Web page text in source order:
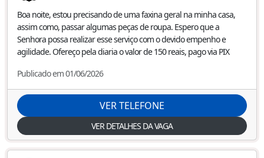
Boa noite, estou precisando de uma faxina geral na minha casa,
assim como, passar algumas peças de roupa. Espero que a
Senhora possa realizar esse serviço com o devido empenho e
agilidade. Ofereço pela diaria o valor de 150 reais, pago via PIX
Publicado em 01/06/2026
VER TELEFONE
VER DETALHES DA VAGA